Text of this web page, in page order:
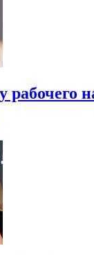
рабочего